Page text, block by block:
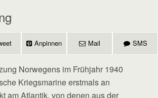
Anpinnen Mail SMS
Norwegens im Frühjahr 1940
Kriegsmarine erstmals an
am Atlantik, von denen aus der